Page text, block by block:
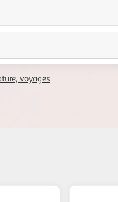
voyages